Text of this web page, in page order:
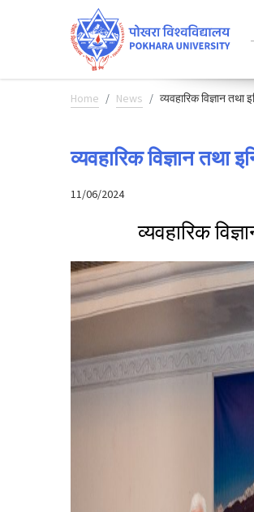
Home News व्यवहारिक विज्ञान तथा
व्यवहारिक विज्ञान तथा
11/06/2024
व्यवहारिक